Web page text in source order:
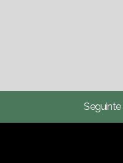
Seguinte